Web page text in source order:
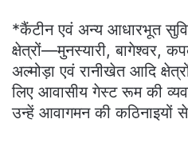
*कैंटीन एवं अन्य आधारभूत
क्षेत्रों—मुनस्यारी, बागेश्वर,
अल्मोड़ा एवं रानीखेत आदि
लिए आवासीय गेस्ट रूम की
उन्हें आवागमन की कठिनाइयों